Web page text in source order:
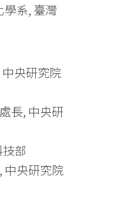
系, 臺灣
央研究院
長, 中央研
部
中央研究院